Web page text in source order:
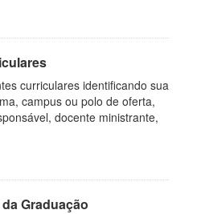
curriculares identificando sua
campus ou polo de oferta,
docente ministrante,
Graduação